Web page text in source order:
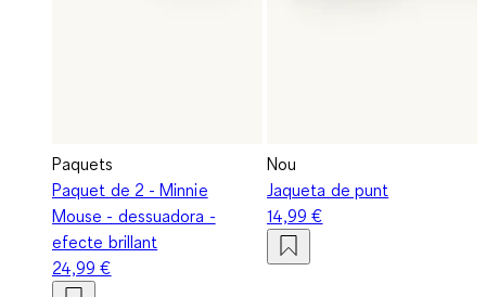
Paquets
Paquet de 2 - Minnie
Mouse - dessuadora -
efecte brillant
24,99 €
Nou
Jaqueta de punt
14,99 €